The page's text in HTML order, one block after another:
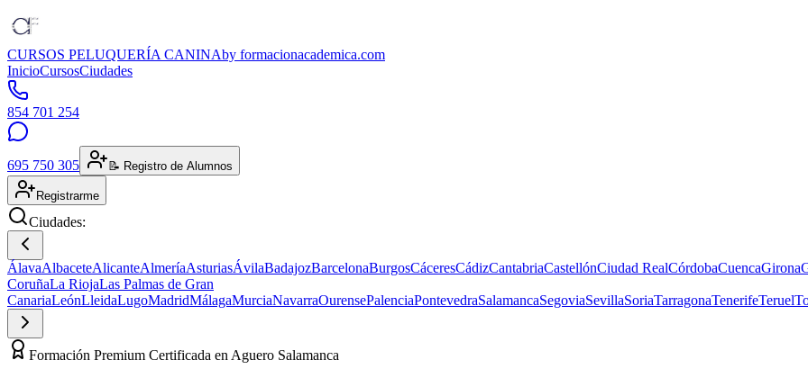
CURSOS PELUQUERÍA CANINAby formacionacademica.com
InicioCursosCiudades
854 701 254
695 750 305 📝 Registro de Alumnos
Registrarme
Ciudades:
ÁlavaAlbaceteAlicanteAlmeríaAsturiasÁvilaBadajozBarcelonaBurgosCáceresCádizCantabriaCastellónCiudad RealCórdobaCuencaGirona
CoruñaLa RiojaLas Palmas de Gran
CanariaLeónLleidaLugoMadridMálagaMurciaNavarraOurensePalenciaPontevedraSalamancaSegoviaSevillaSoriaTarragonaTenerifeTeruel
Formación Premium Certificada en Aguero Salamanca